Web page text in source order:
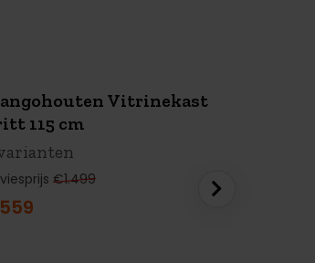
SUMMERSALE
€940 KORTING
Vitrinekast
115 cm
€1.499